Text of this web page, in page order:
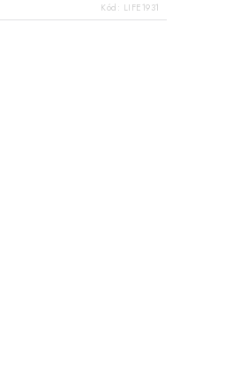
Kód: LIFE1931